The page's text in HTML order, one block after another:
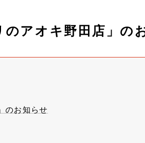
のアオキ野田店」の
のお知らせ